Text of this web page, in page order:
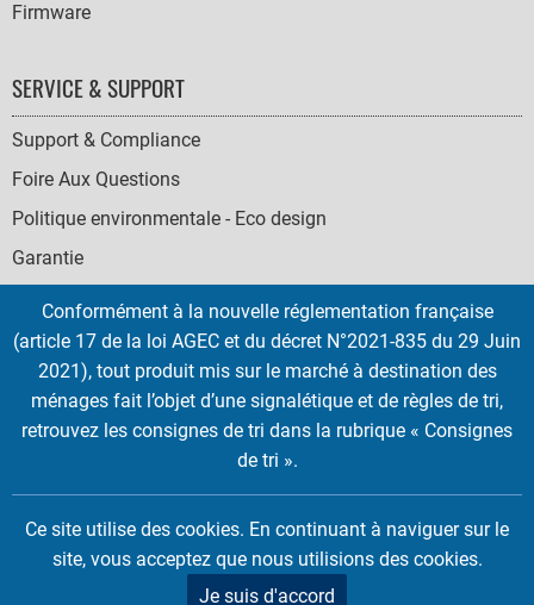
Firmware
SERVICE & SUPPORT
Support & Compliance
Foire Aux Questions
Politique environmentale - Eco design
Garantie
SOCIAL
ICONS
Deutsch Italian
Copyright © 2026 EMTEC, All rights reserved.
EMTEC® IS A REGISTERED TRADEMARK OF THE DEXXON GROUP.
Conformément à la nouvelle réglementation française
(article 17 de la loi AGEC et du décret N°2021-835 du 29 Juin
2021), tout produit mis sur le marché à destination des
ménages fait l’objet d’une signalétique et de règles de tri,
retrouvez les consignes de tri dans la rubrique « Consignes
de tri ».
Ce site utilise des cookies. En continuant à naviguer sur le
site, vous acceptez que nous utilisions des cookies.
Je suis d'accord